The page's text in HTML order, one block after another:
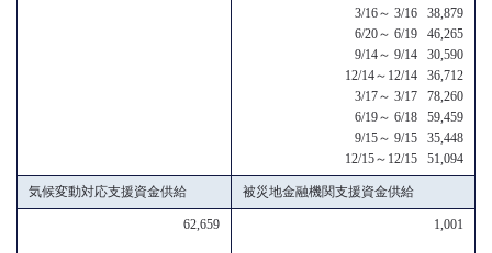
3/16～ 3/16 38,879
6/20～ 6/19 46,265
9/14～ 9/14 30,590
12/14～12/14 36,712
3/17～ 3/17 78,260
6/19～ 6/18 59,459
9/15～ 9/15 35,448
12/15～12/15 51,094
気候変動対応支援資金供給 被災地金融機関支援資金供給
62,659 1,001